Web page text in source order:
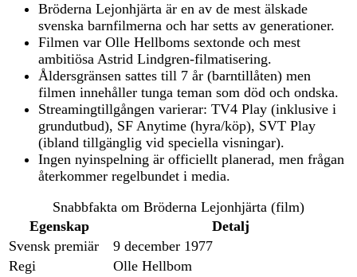
Bröderna Lejonhjärta är en av de mest älskade
svenska barnfilmerna och har setts av generationer.
Filmen var Olle Hellboms sextonde och mest
ambitiösa Astrid Lindgren-filmatisering.
Åldersgränsen sattes till 7 år (barntillåten) men
filmen innehåller tunga teman som död och ondska.
Streamingtillgången varierar: TV4 Play (inklusive i
grundutbud), SF Anytime (hyra/köp), SVT Play
(ibland tillgänglig vid speciella visningar).
Ingen nyinspelning är officiellt planerad, men frågan
återkommer regelbundet i media.
Snabbfakta om Bröderna Lejonhjärta (film)
Egenskap
Detalj
Svensk premiär
9 december 1977
Regi
Olle Hellbom